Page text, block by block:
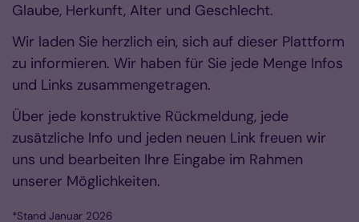
Glaube, Herkunft, Alter und Geschlecht.
Wir laden Sie herzlich ein, sich auf dieser Plattform
zu informieren. Wir haben für Sie jede Menge Infos
und Links zusammengetragen.
Über jede konstruktive Rückmeldung, jede
zusätzliche Info und jeden neuen Link freuen wir
uns und bearbeiten Ihre Eingabe im Rahmen
unserer Möglichkeiten.
*Stand Januar 2026